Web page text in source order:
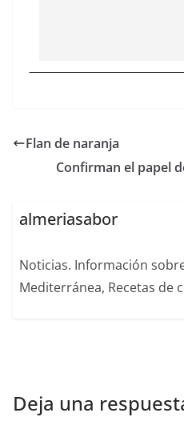
Flan de naranja
Confirman el papel
almeriasabor
Noticias. Información
Mediterránea, Recetas de
Deja una